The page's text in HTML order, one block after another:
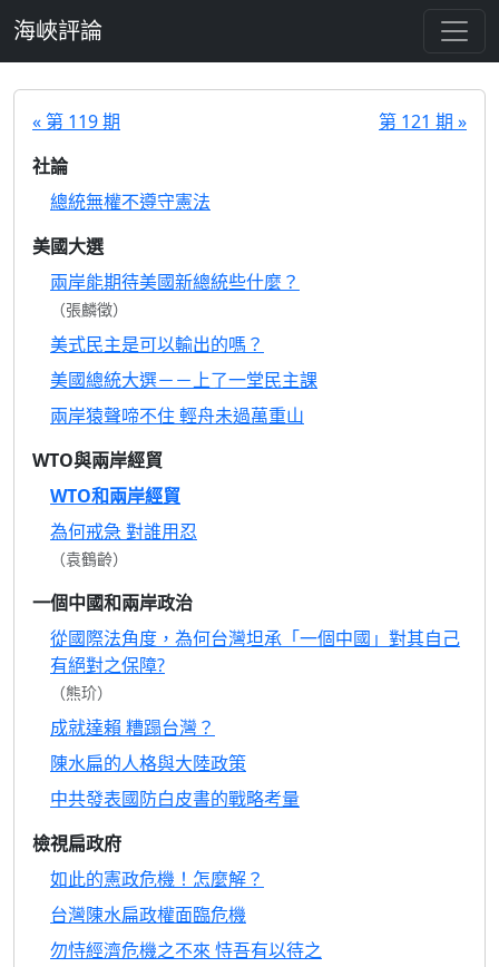
海峽評論
« 第 119 期
第 121 期 »
社論
總統無權不遵守憲法
美國大選
兩岸能期待美國新總統些什麼？
（張麟徵）
美式民主是可以輸出的嗎？
美國總統大選－－上了一堂民主課
兩岸猿聲啼不住 輕舟未過萬重山
WTO與兩岸經貿
WTO和兩岸經貿
為何戒急 對誰用忍
（袁鶴齡）
一個中國和兩岸政治
從國際法角度，為何台灣坦承「一個中國」對其自己
有絕對之保障?
（熊玠）
成就達賴 糟蹋台灣？
陳水扁的人格與大陸政策
中共發表國防白皮書的戰略考量
檢視扁政府
如此的憲政危機！怎麼解？
台灣陳水扁政權面臨危機
勿恃經濟危機之不來 恃吾有以待之